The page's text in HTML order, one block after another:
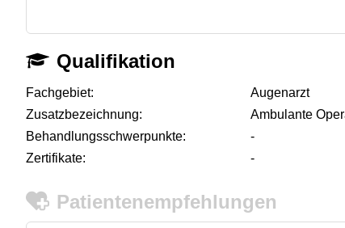
Qualifikation
Fachgebiet:
Augenarzt
Zusatzbezeichnung:
Ambulante
Behandlungsschwerpunkte:
-
Zertifikate:
-
Patientenempfehlungen